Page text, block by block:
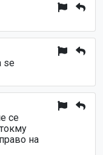
se
се
на